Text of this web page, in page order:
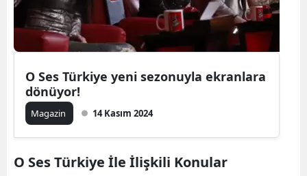
O Ses Türkiye yeni sezonuyla ekranlara
dönüyor!
Magazin 14 Kasım 2024
O Ses Türkiye İle İlişkili Konular